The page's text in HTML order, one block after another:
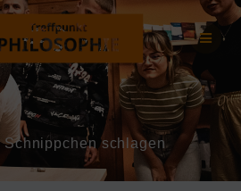
Zum
Inhalt
springen
schlagen